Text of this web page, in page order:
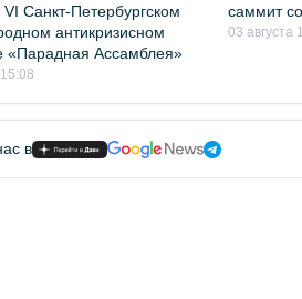
VI Санкт-Петербургском
антикризисном
«Парадная Ассамблея»
саммит
03 августа
в